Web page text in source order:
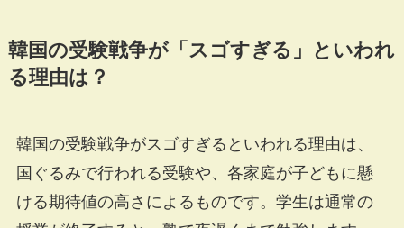
韓国の受験戦争が「スゴすぎる」といわれ
る理由は？
韓国の受験戦争がスゴすぎるといわれる理由は、
国ぐるみで行われる受験や、各家庭が子どもに懸
ける期待値の高さによるものです。学生は通常の